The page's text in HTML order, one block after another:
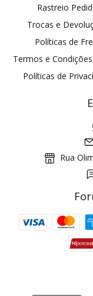
Rastreio
Trocas e
Políticas de
Termos e
Políticas de
Rua
Cupom 1a compra: